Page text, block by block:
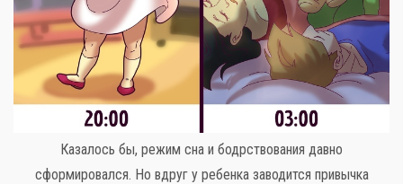
Казалось бы, режим сна и бодрствования давно
сформировался. Но вдруг у ребенка заводится привычка